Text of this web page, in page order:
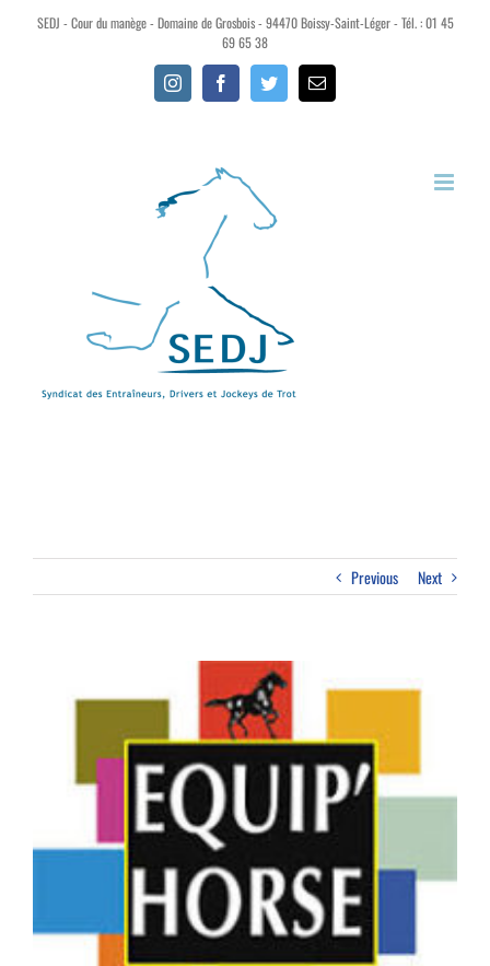
SEDJ - Cour du manège - Domaine de Grosbois - 94470 Boissy-Saint-Léger - Tél. : 01 45
69 65 38
InstagramFacebookTwitterEmail
Previous Next